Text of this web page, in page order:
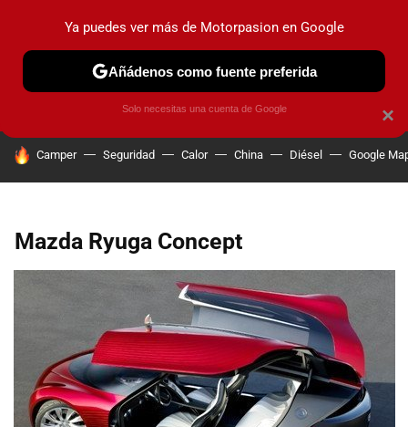
PRUEBAS COCHES ELÉCTRICOS OBSERVATORIO
HOY SE HABLA DE
Camper Seguridad Calor China Diésel Google
Mazda Ryuga Concept
×
Ya puedes ver más de Motorpasion en Google
Añádenos como fuente preferida
Solo necesitas una cuenta de Google